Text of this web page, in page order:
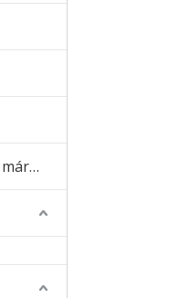
Painéis de chuveiro de mármore da cultura